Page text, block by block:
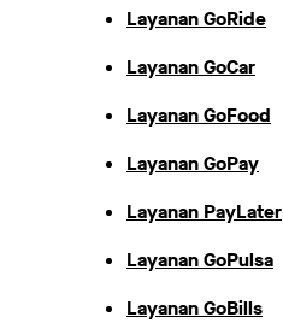
Layanan GoRide
Layanan GoCar
Layanan GoFood
Layanan GoPay
Layanan PayLater
Layanan GoPulsa
Layanan GoBills